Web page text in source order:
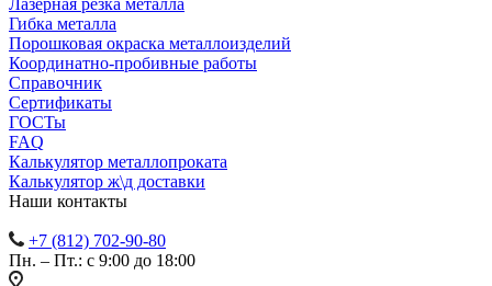
Лазерная резка металла
Гибка металла
Порошковая окраска металлоизделий
Координатно-пробивные работы
Справочник
Сертификаты
ГОСТы
FAQ
Калькулятор металлопроката
Калькулятор ж\д доставки
Наши контакты
+7 (812) 702-90-80
Пн. – Пт.: с 9:00 до 18:00